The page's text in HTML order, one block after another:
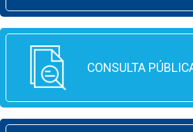
CONSULTA